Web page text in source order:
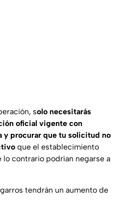
solo necesitarás
oficial vigente con
y procurar que tu solicitud no
que el establecimiento
contrario podrían negarse a
tendrán un aumento de